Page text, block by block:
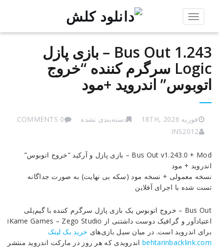
Toggle
Bus Out 1.243 – بازی پازل
Logic سرگرم‌ کننده “خروج
اتوبوس” اندروید +مود
فوریه 18TH, 2026 دسته‌بندی نشده
0 COMMENTS
INS2012
Bus
Out
1.243
–
پازل
Logic
سرگرم‌
کننده
Bus Out v1.243.0 + Mod – بازی پازل و آرکید “خروج اتوبوس”
اندروید + مود
نسخه معمولی + نسخه مود (سکه بی نهایت) به صورت جداگانه
تست شده با اجرای آفلاین
Bus Out – خروج اتوبوس یک بازی پازل سرگرم کننده با گیم‌پلی
اعتیادآور و گرافیک دوست داشتنی از iKame Games – Zego Studio
برای اندروید است. در میان سیل بازی‌های خرید بک لینک
behtarinbacklink.com اندرویدی که هر روز در مارکت اندروید منتشر